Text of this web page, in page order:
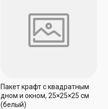
Пакет крафт с квадратным
дном и окном, 25×25×25 см
(белый)